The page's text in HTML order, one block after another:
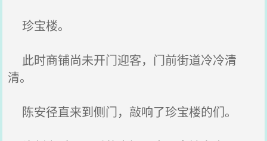
珍宝楼。
此时商铺尚未开门迎客，门前街道冷冷清
清。
陈安径直来到侧门，敲响了珍宝楼的们。